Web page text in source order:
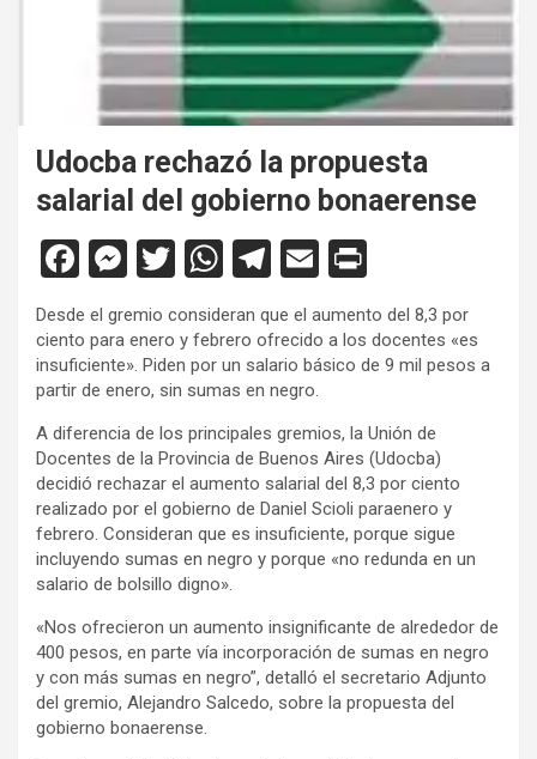
Udocba rechazó la propuesta
salarial del gobierno bonaerense
F
ce
b
o
o
k
M
es
se
n
g
er
T
wi
tt
er
W
at
s
A
p
p
T
e
gr
a
m
E
ail
in
tF
ri
n
dl
y
Desde el gremio consideran que el aumento del 8,3 por
ciento para enero y febrero ofrecido a los docentes «es
insuficiente». Piden por un salario básico de 9 mil pesos a
partir de enero, sin sumas en negro.
A diferencia de los principales gremios, la Unión de
Docentes de la Provincia de Buenos Aires (Udocba)
decidió rechazar el aumento salarial del 8,3 por ciento
realizado por el gobierno de Daniel Scioli paraenero y
febrero. Consideran que es insuficiente, porque sigue
incluyendo sumas en negro y porque «no redunda en un
salario de bolsillo digno».
«Nos ofrecieron un aumento insignificante de alrededor de
400 pesos, en parte vía incorporación de sumas en negro
y con más sumas en negro”, detalló el secretario Adjunto
del gremio, Alejandro Salcedo, sobre la propuesta del
gobierno bonaerense.